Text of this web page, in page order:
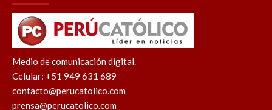
Medio de comunicación digital.
Celular: +51 949 631 689
contacto@perucatolico.com
prensa@perucatolico.com